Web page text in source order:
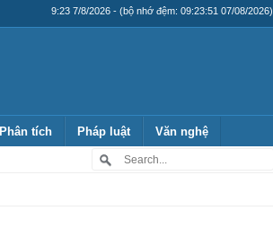
9:23 7/8/2026 - (bộ nhớ đệm: 09:23:51 07/08/2026)
Phân tích Pháp luật Văn nghệ